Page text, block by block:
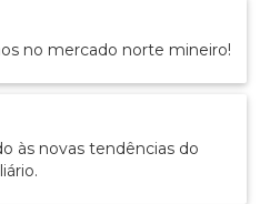
no mercado norte mineiro!
às novas tendências do